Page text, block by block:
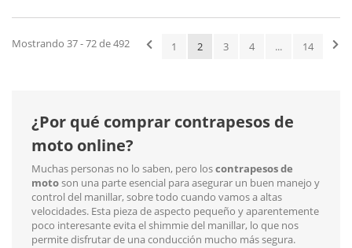
1 2 3 4 ... 14
Mostrando 37 - 72 de 492
¿Por qué comprar contrapesos de
moto online?
Muchas personas no lo saben, pero loscontrapesos de
motoson una parte esencial para asegurar un buen manejo y
control del manillar, sobre todo cuando vamos a altas
velocidades. Esta pieza de aspecto pequeño y aparentemente
poco interesante evita el shimmiedel manillar, lo que nos
permite disfrutar de una conducción mucho más segura.